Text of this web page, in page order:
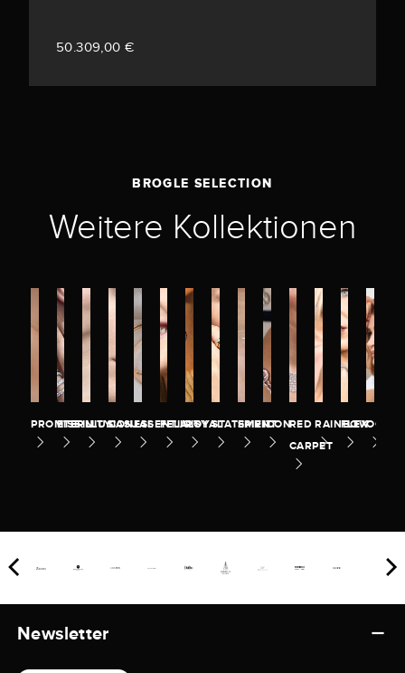
50.309,00 €
BROGLE SELECTION
Weitere Kollektionen
PROMISEETERNITY
ILLUSION
CASUALESSENTIALS
FELICITY
ROYALSTATEMENT
SPIRITICONRED
CARPET
RAINBOW
FLEX
Newsletter